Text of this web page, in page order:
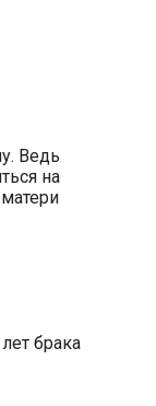
Ведь
на
брака